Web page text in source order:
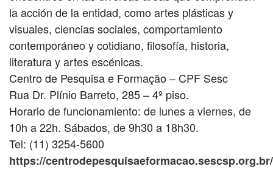
la acción de la entidad, como artes plásticas y
visuales, ciencias sociales, comportamiento
contemporáneo y cotidiano, filosofía, historia,
literatura y artes escénicas.
Centro de Pesquisa e Formação – CPF Sesc
Rua Dr. Plínio Barreto, 285 – 4º piso.
Horario de funcionamiento: de lunes a viernes, de
10h a 22h. Sábados, de 9h30 a 18h30.
Tel: (11) 3254-5600
https://centrodepesquisaeformacao.sescsp.org.br/